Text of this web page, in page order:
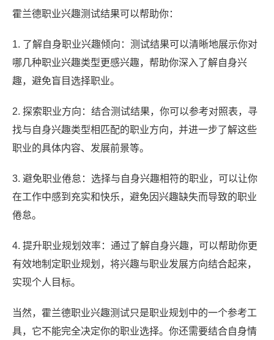
霍兰德职业兴趣测试结果可以帮助你：
1. 了解自身职业兴趣倾向：测试结果可以清晰地展示你对
哪几种职业兴趣类型更感兴趣，帮助你深入了解自身兴
趣，避免盲目选择职业。
2. 探索职业方向：结合测试结果，你可以参考对照表，寻
找与自身兴趣类型相匹配的职业方向，并进一步了解这些
职业的具体内容、发展前景等。
3. 避免职业倦怠：选择与自身兴趣相符的职业，可以让你
在工作中感到充实和快乐，避免因兴趣缺失而导致的职业
倦怠。
4. 提升职业规划效率：通过了解自身兴趣，可以帮助你更
有效地制定职业规划，将兴趣与职业发展方向结合起来，
实现个人目标。
当然，霍兰德职业兴趣测试只是职业规划中的一个参考工
具，它不能完全决定你的职业选择。你还需要结合自身情